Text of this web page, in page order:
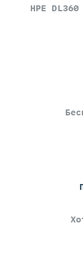
HPE DL360